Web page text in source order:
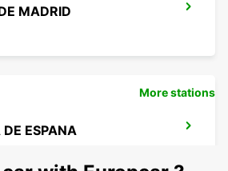
MADRID
ESPANA
More stations